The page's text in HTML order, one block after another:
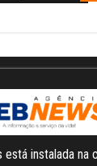
instalada na